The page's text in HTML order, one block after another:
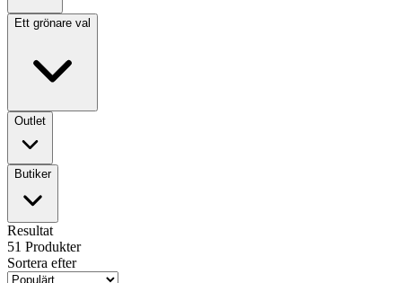
Ett grönare val
Outlet
Butiker
Resultat
51 Produkter
Sortera efter